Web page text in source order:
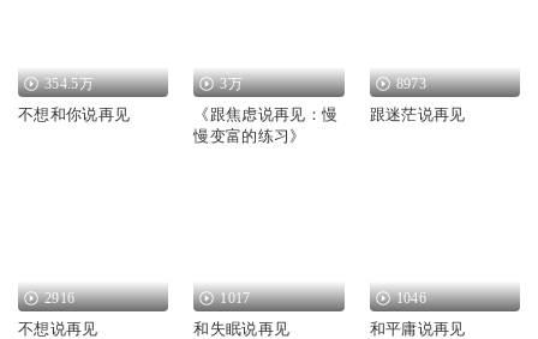
354.5万
不想和你说再见
3万
《跟焦虑说再见：慢
慢变富的练习》
8973
跟迷茫说再见
2916
不想说再见
1017
和失眠说再见
1046
和平庸说再见